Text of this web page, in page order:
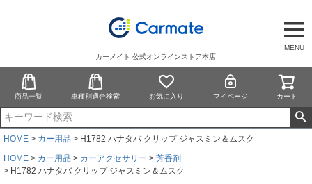
MENU
カーメイト 公式オンラインストア本店
商品一覧 車種別適合検索 お気に入り マイページ カート
HOME カー用品
H1782 ハナタバ クリップ ジャスミン＆ムスク
HOME
カー用品 カーアクセサリー
芳香剤
H1782 ハナタバ クリップ ジャスミン＆ムスク